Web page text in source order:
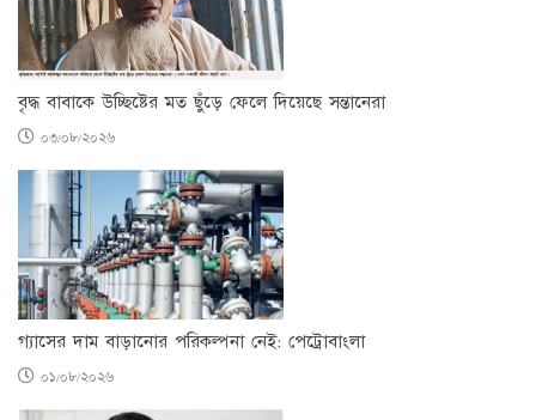
বৃদ্ধ বাবাকে উচ্ছিষ্টের মত ছুঁড়ে ফেলে দিয়েছে সন্তানেরা
০৩/০৮/২০২৬
গ্যাসের দাম বাড়ানোর পরিকল্পনা নেই: পেট্রোবাংলা
০১/০৮/২০২৬